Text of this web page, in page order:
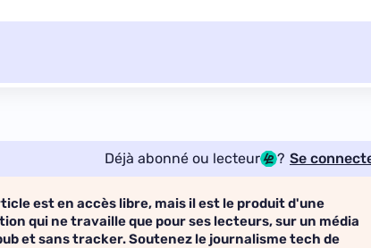
Déjà abonné ou lecteur ? Se
est en accès libre, mais il est le produit d'une
qui ne travaille que pour ses lecteurs, sur un média
et sans tracker. Soutenez le journalisme tech de